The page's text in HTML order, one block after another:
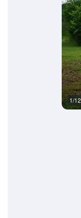
1/12